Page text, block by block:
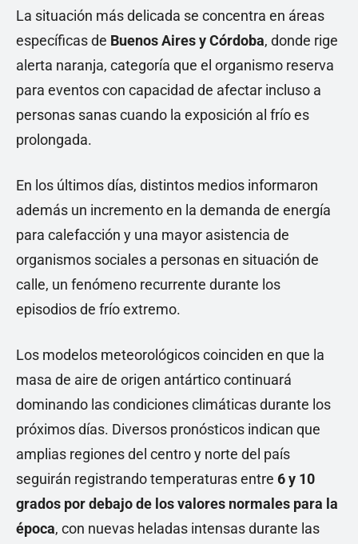
La situación más delicada se concentra en áreas
específicas de Buenos Aires y Córdoba, donde rige
alerta naranja, categoría que el organismo reserva
para eventos con capacidad de afectar incluso a
personas sanas cuando la exposición al frío es
prolongada.
En los últimos días, distintos medios informaron
además un incremento en la demanda de energía
para calefacción y una mayor asistencia de
organismos sociales a personas en situación de
calle, un fenómeno recurrente durante los
episodios de frío extremo.
Los modelos meteorológicos coinciden en que la
masa de aire de origen antártico continuará
dominando las condiciones climáticas durante los
próximos días. Diversos pronósticos indican que
amplias regiones del centro y norte del país
seguirán registrando temperaturas entre 6 y 10
grados por debajo de los valores normales para la
época, con nuevas heladas intensas durante las